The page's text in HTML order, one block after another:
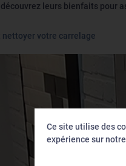
leurs bienfaits pour
votre carrelage
Ce site utilise des
expérience sur